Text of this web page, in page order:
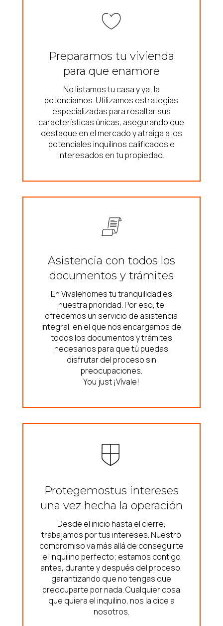
Preparamos tu vivienda
para que enamore
No listamos tu casa y ya; la
potenciamos. Utilizamos estrategias
especializadas para resaltar sus
características únicas, asegurando que
destaque en el mercado y atraiga a los
potenciales inquilinos calificados e
interesados en tu propiedad.
Asistencia con todos los
documentos y trámites
En Vivalehomes tu tranquilidad es
nuestra prioridad. Por eso, te
ofrecemos un servicio de asistencia
integral, en el que nos encargamos de
todos los documentos y trámites
necesarios para que tú puedas
disfrutar del proceso sin
preocupaciones.
You just ¡Vívale!
Protegemostus intereses
una vez hecha la operación
Desde el inicio hasta el cierre,
trabajamos por tus intereses. Nuestro
compromiso va más allá de conseguirte
el inquilino perfecto; estamos contigo
antes, durante y después del proceso,
garantizando que no tengas que
preocuparte por nada. Cualquier cosa
que quiera el inquilino, nos la dice a
nosotros.